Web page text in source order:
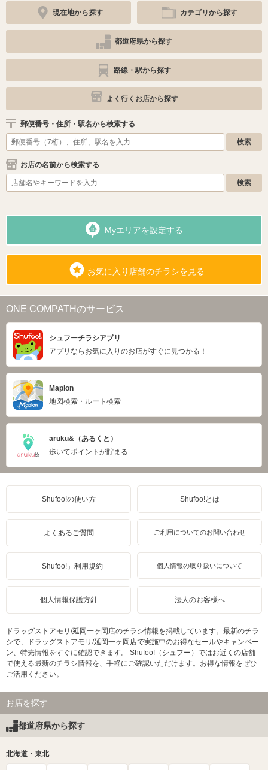
現在地から探す カテゴリから探す
都道府県から探す
路線・駅から探す
よく行くお店から探す
郵便番号・住所・駅名から検索する
お店の名前から検索する
Myエリアを設定する
お気に入り店舗のチラシを見る
ONE COMPATHのサービス
シュフーチラシアプリ
アプリならお気に入りのお店がすぐに見つかる！
Mapion
地図検索・ルート検索
aruku&（あるくと）
歩いてポイントが貯まる
Shufoo!の使い方 Shufoo!とは
よくあるご質問 ご利用についてのお問い合わせ
「Shufoo!」利用規約 個人情報の取り扱いについて
個人情報保護方針 法人のお客様へ
ドラッグストアモリ/延岡一ヶ岡店のチラシ情報を掲載しています。最新のチラ
シで、ドラッグストアモリ/延岡一ヶ岡店で実施中のお得なセールやキャンペー
ン、特売情報をすぐに確認できます。 Shufoo!（シュフー）ではお近くの店舗
で使える最新のチラシ情報を、手軽にご確認いただけます。お得な情報をぜひ
ご活用ください。
お店を探す
都道府県から探す
北海道・東北